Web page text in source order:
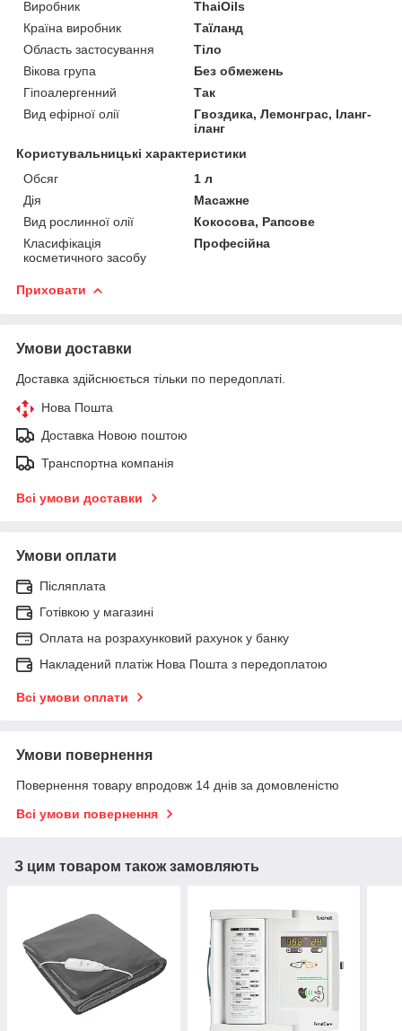
Виробник
ThaiOils
Країна виробник
Таїланд
Область застосування
Тіло
Вікова група
Без обмежень
Гіпоалергенний
Так
Вид ефірної олії
Гвоздика, Лемонграс, Іланг-
іланг
Користувальницькі характеристики
Обсяг
1 л
Дія
Масажне
Вид рослинної олії
Кокосова, Рапсове
Класифікація
косметичного засобу
Професійна
Приховати
Умови доставки
Доставка здійснюється тільки по передоплаті.
Нова Пошта
Доставка Новою поштою
Транспортна компанія
Всі умови доставки
Умови оплати
Післяплата
Готівкою у магазині
Оплата на розрахунковий рахунок у банку
Накладений платіж Нова Пошта з передоплатою
Всі умови оплати
Умови повернення
Повернення товару впродовж 14 днів за домовленістю
Всі умови повернення
З цим товаром також замовляють